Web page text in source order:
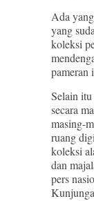
Ada
yang
koleksi
pameran
Selain
secara
masing-
ruang
koleksi
dan
pers